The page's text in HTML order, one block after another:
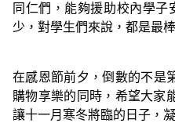
同仁們，能夠援助校內學
少，對學生們來說，都是最
在感恩節前夕，倒數的不是
購物享樂的同時，希望大家
讓十一月寒冬將臨的日子，